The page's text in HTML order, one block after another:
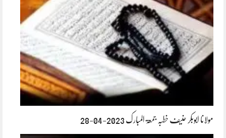
مولانا ابوبکر حنیف خطبہ جمعۃ المبارک 2023-04-28